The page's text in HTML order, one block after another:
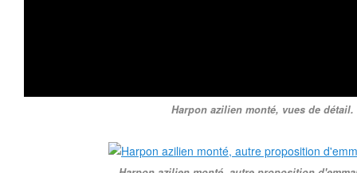
Harpon azilien monté, vues de détail.